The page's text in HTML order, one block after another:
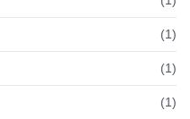
(1)
(1)
(1)